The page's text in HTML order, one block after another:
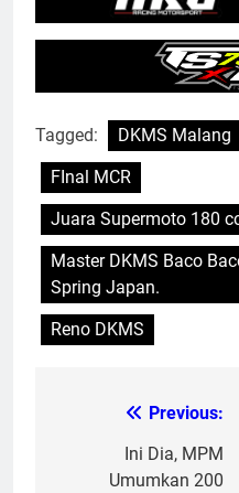
Tagged: DKMS Malang
FInal MCR
Juara Supermoto 180
Master DKMS Baco
Spring Japan.
Reno DKMS
navigation
Previous:
Ini Dia, MPM
Umumkan 200